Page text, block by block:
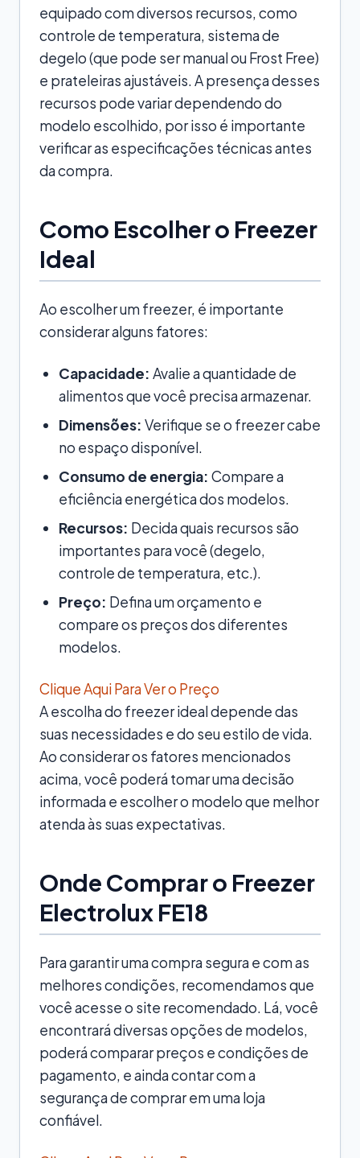
equipado com diversos recursos, como
controle de temperatura, sistema de
degelo (que pode ser manual ou Frost Free)
e prateleiras ajustáveis. A presença desses
recursos pode variar dependendo do
modelo escolhido, por isso é importante
verificar as especificações técnicas antes
da compra.
Como Escolher o Freezer
Ideal
Ao escolher um freezer, é importante
considerar alguns fatores:
Capacidade: Avalie a quantidade de
alimentos que você precisa armazenar.
Dimensões: Verifique se o freezer cabe
no espaço disponível.
Consumo de energia: Compare a
eficiência energética dos modelos.
Recursos: Decida quais recursos são
importantes para você (degelo,
controle de temperatura, etc.).
Preço: Defina um orçamento e
compare os preços dos diferentes
modelos.
Clique Aqui Para Ver o Preço
A escolha do freezer ideal depende das
suas necessidades e do seu estilo de vida.
Ao considerar os fatores mencionados
acima, você poderá tomar uma decisão
informada e escolher o modelo que melhor
atenda às suas expectativas.
Onde Comprar o Freezer
Electrolux FE18
Para garantir uma compra segura e com as
melhores condições, recomendamos que
você acesse o site recomendado. Lá, você
encontrará diversas opções de modelos,
poderá comparar preços e condições de
pagamento, e ainda contar com a
segurança de comprar em uma loja
confiável.